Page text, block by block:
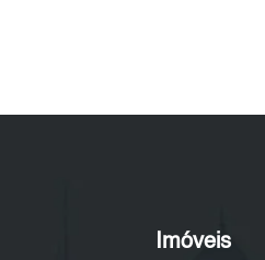
Imóveis